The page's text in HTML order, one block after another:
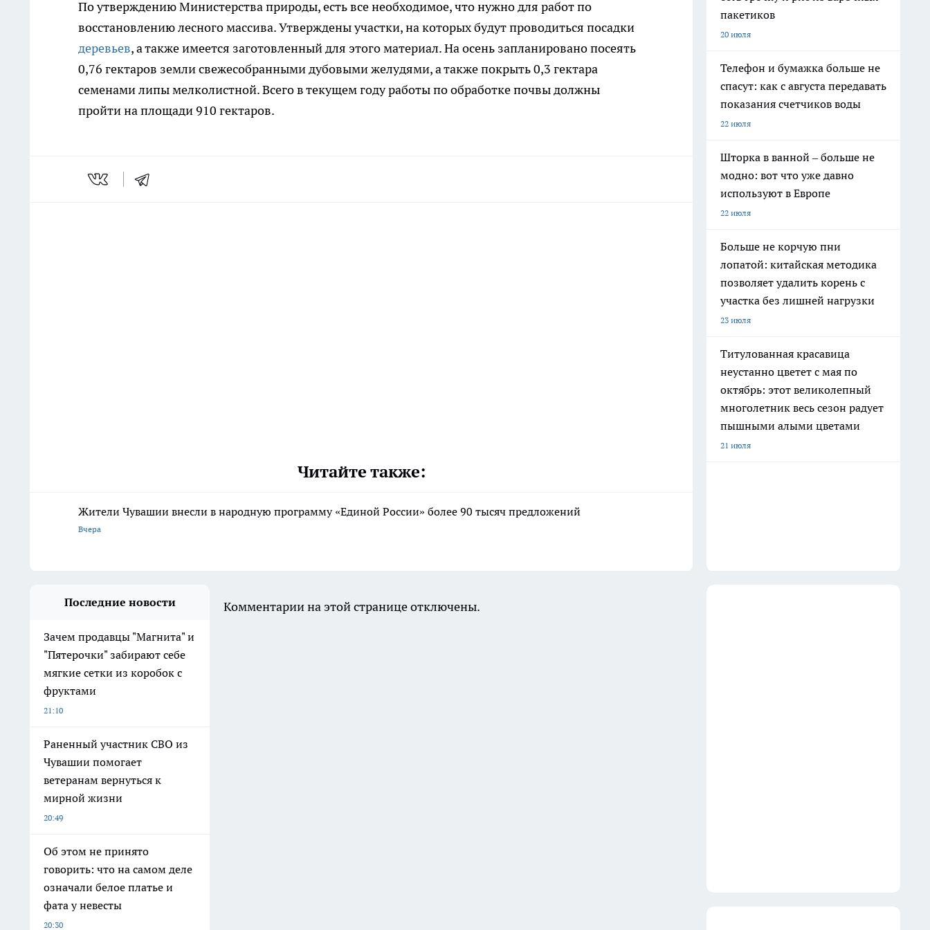
По утверждению Министерства природы, есть все необходимое, что нужно для работ по
восстановлению лесного массива. Утверждены участки, на которых будут проводиться посадки
деревьев, а также имеется заготовленный для этого материал. На осень запланировано посеять
0,76 гектаров земли свежесобранными дубовыми желудями, а также покрыть 0,3 гектара
семенами липы мелколистной. Всего в текущем году работы по обработке почвы должны
пройти на площади 910 гектаров.
Читайте также:
Жители Чувашии внесли в народную программу «Единой России» более 90 тысяч предложений
Вчера
пакетиков
20 июля
Телефон и бумажка больше не
спасут: как с августа передавать
показания счетчиков воды
22 июля
Шторка в ванной – больше не
модно: вот что уже давно
используют в Европе
22 июля
Больше не корчую пни
лопатой: китайская методика
позволяет удалить корень с
участка без лишней нагрузки
23 июля
Титулованная красавица
неустанно цветет с мая по
октябрь: этот великолепный
многолетник весь сезон радует
пышными алыми цветами
21 июля
Последние новости
Зачем продавцы "Магнита" и
"Пятерочки" забирают себе
мягкие сетки из коробок с
фруктами
21:10
Раненный участник СВО из
Чувашии помогает
ветеранам вернуться к
мирной жизни
20:49
Об этом не принято
говорить: что на самом деле
означали белое платье и
фата у невесты
20:30
Комментарии на этой странице отключены.